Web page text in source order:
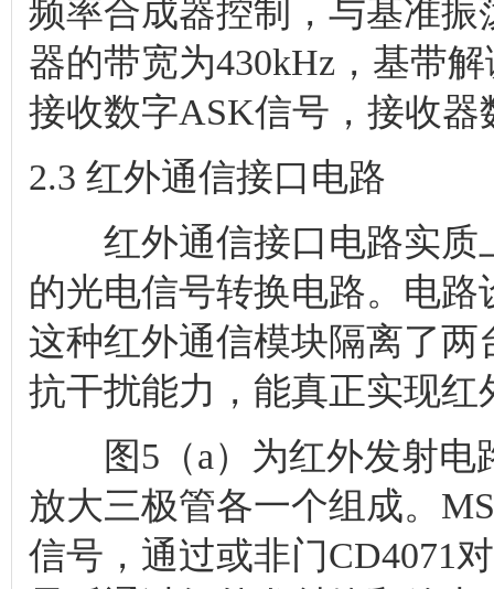
频率合成器控制，与基准
器的带宽为430kHz，基带
接收数字ASK信号，接收器
2.3 红外通信接口电路
红外通信接口电路实质
的光电信号转换电路。电
这种红外通信模块隔离了
抗干扰能力，能真正实现红
图5（a）为红外发射电
放大三极管各一个组成。
信号，通过或非门CD4071